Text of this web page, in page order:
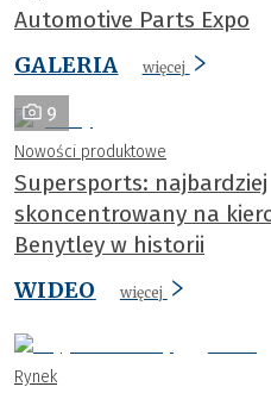
Automotive Parts Expo
GALERIA
więcej
9
Nowości produktowe
Supersports: najbardziej
skoncentrowany na
Benytley w historii
WIDEO
więcej
Rynek